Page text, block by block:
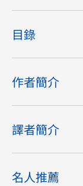
目錄
作者簡介
譯者簡介
名人推薦